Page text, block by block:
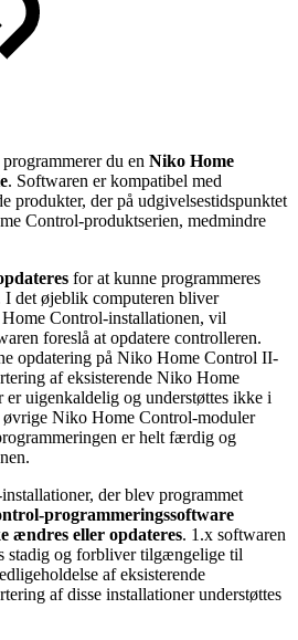
du en Niko Home
. Softwaren er kompatibel med
produkter, der på udgivelsestidspunktet
Control-produktserien, medmindre
for at kunne programmeres
I det øjeblik computeren bliver
Control-installationen, vil
foreslå at opdatere controlleren.
opdatering på Niko Home Control II-
af eksisterende Niko Home
uigenkaldelig og understøttes ikke i
øvrige Niko Home Control-moduler
er helt færdig og
der blev programmet
programmeringssoftware
ændres eller opdateres. 1.x softwaren
stadig og forbliver tilgængelige til
af eksisterende
af disse installationer understøttes